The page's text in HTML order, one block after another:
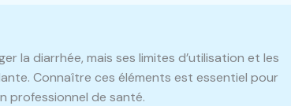
la diarrhée, mais ses limites d’utilisation et les
Connaître ces éléments est essentiel pour
professionnel de santé.